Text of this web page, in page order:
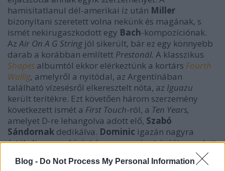
Blog - Do Not Process My Personal Information
hamisítatlanul dél-amerikai íz után Miller
bizonyítani szeretett volna nekünk és magának, s
ismét nekirugaszkodott egy Bach-kompozíciónak.
AzAir On A G String jól sikerült, bár ez egy könnyebb
darab a korábban említett Prestonál. A klasszikus
Shapes albumtól ekkor elérkeztünk a kortárs Fourth
Wallig, amelyről a nyitódal, az Argentínában
található vízesésről elkeresztelt nóta, az Iguazu
került terítékre. Ezt követően három szerzemény
következett ismét a First Touch-ról, a Ten Years,
amelyet D-re lehangolva adott elő, Szabó
Sándornak dedikálva. Dominic igazán nagyra
értékelte a meghívást és csupa szépet és jót mondott
„Ha
megvásároltok egy CD-met segítetek nekem abban,